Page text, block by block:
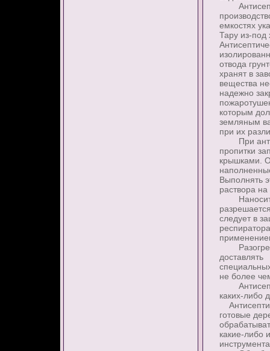
емкостях
Тару из-под
отвода
хранят в
вещества
надежно
которым
земляным
при их
При
пропитки
крышками.
Выполнять
раствора
Наносить
следует в
не более
каких-либо
готовые
какие-либо